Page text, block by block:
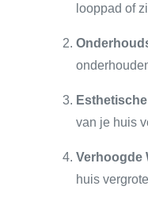
looppad of
van je huis
Verhoogde
huis